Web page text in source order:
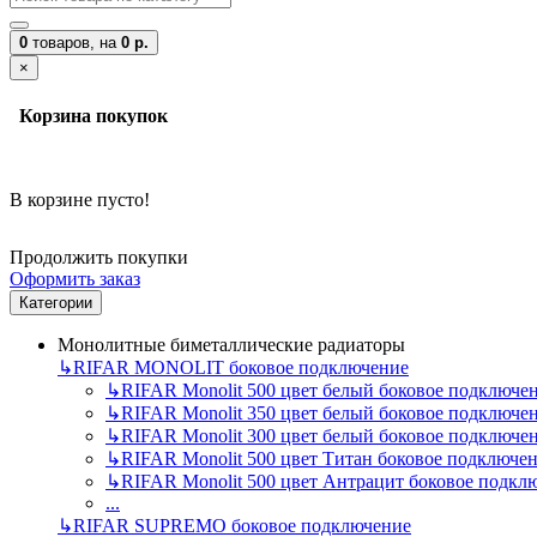
0 товаров, на 0 р.
×
Корзина покупок
В корзине пусто!
Продолжить покупки
Оформить заказ
Категории
Монолитные биметаллические радиаторы
↳RIFAR MONOLIT боковое подключение
↳RIFAR Monolit 500 цвет белый боковое
↳RIFAR Monolit 350 цвет белый боковое
↳RIFAR Monolit 300 цвет белый боковое
↳RIFAR Monolit 500 цвет Титан боковое
↳RIFAR Monolit 500 цвет Антрацит боковое
...
↳RIFAR SUPREMO боковое подключение